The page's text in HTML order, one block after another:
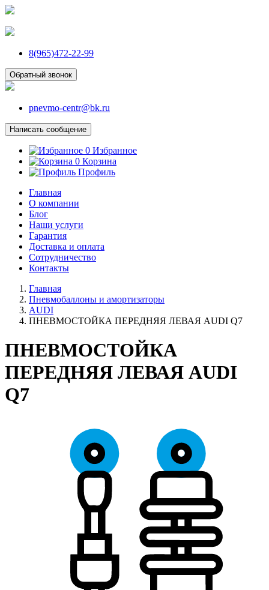
8(965)472-22-99
Обратный звонок
pnevmo-centr@bk.ru
Написать сообщение
0 Избранное
0 Корзина
Профиль
Главная
О компании
Блог
Наши услуги
Гарантия
Доставка и оплата
Сотрудничество
Контакты
Главная
Пневмобаллоны и амортизаторы
AUDI
ПНЕВМОСТОЙКА ПЕРЕДНЯЯ ЛЕВАЯ AUDI Q7
ПНЕВМОСТОЙКА
ПЕРЕДНЯЯ ЛЕВАЯ AUDI
Q7